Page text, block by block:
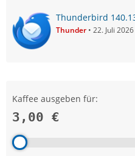
Thunderbird
Thunder 22. Juli
Kaffee ausgeben für:
3,00 €